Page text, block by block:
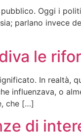
Oggi i
parlano invece
le
In realtà,
influenzava, o
che […]
di